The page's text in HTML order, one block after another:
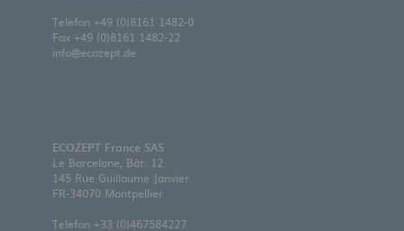
Telefon +49 (0)8161 1482-0
Fax +49 (0)8161 1482-22
info@ecozept.de
ECOZEPT France SAS
Le Barcelone, Bât. 12
145 Rue Guillaume Janvier
FR-34070 Montpellier
Telefon +33 (0)467584227